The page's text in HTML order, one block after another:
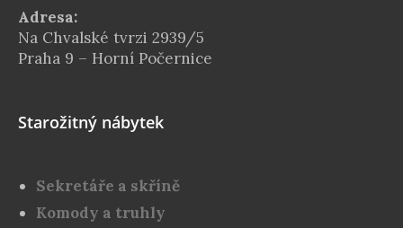
Adresa:
Na Chvalské tvrzi 2939/5
Praha 9 – Horní Počernice
Starožitný nábytek
Sekretáře a skříně
Komody a truhly